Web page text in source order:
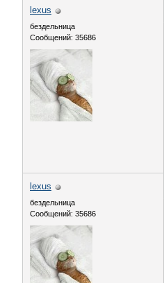
lexus
бездельница
Сообщений: 35686
lexus
бездельница
Сообщений: 35686